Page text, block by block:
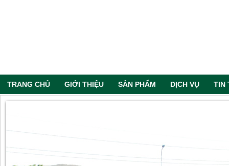
TRANG CHỦ GIỚI THIỆU SẢN PHẨM DỊCH VỤ TIN